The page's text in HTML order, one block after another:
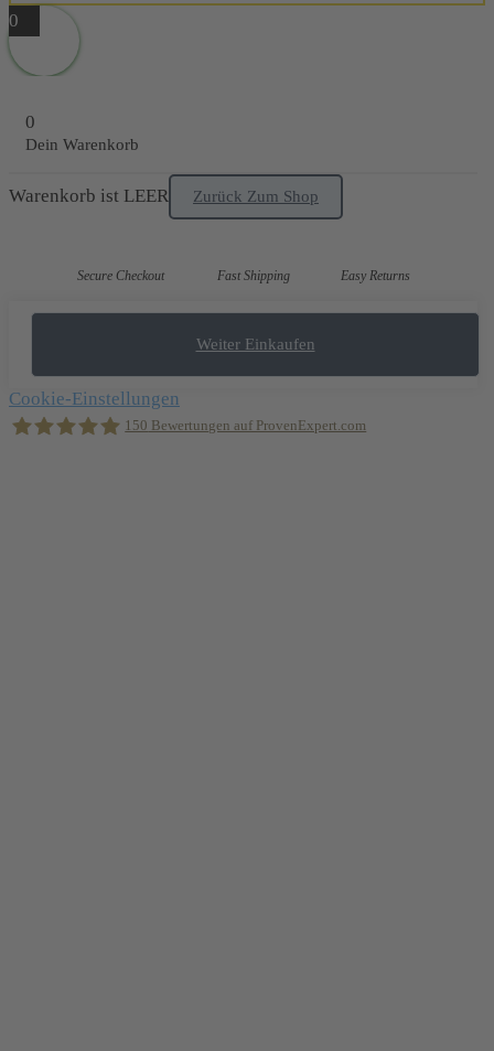
0
0
Dein Warenkorb
Warenkorb ist LEER Zurück Zum Shop
Secure Checkout Fast Shipping Easy Returns
Weiter Einkaufen
Cookie-Einstellungen
150 Bewertungen auf ProvenExpert.com